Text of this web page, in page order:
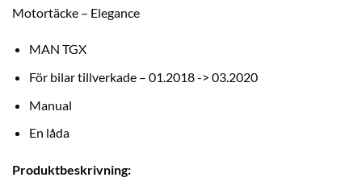
Motortäcke – Elegance
MAN TGX
För bilar tillverkade – 01.2018 -> 03.2020
Manual
En låda
Produktbeskrivning: